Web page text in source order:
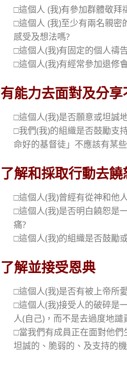
□這個人 (我)有參加群體敬拜
□這個人 (我)至少有兩名親
感受及想法嗎?
□這個人(我)有固定的個人禱
□這個人(我)有經常參加退修
有能力去面對及分
□這個人(我)是否願意或坦誠
□我們(我)的組織是否鼓勵支
命好的基督徒」不應該有某
了解和採取行動去饒
□這個人(我)曾經有從神和他
□這個人(我)是否明白饒恕是
痛?
□這個人(我)的組織是否鼓勵
了解並接受恩典
□這個人(我)是否有被上帝所
□這個人(我)接受人的破碎是
人(自己)，而不是去過度地譴
□當我們有成員正在面對他
坦誠的、脆弱的、及支持的